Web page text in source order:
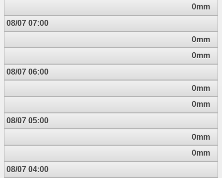
0mm
08/07 07:00
0mm
0mm
08/07 06:00
0mm
0mm
08/07 05:00
0mm
0mm
08/07 04:00